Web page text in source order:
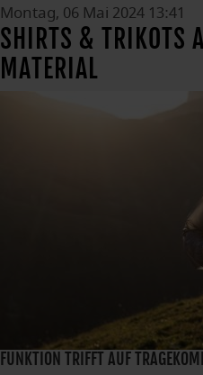
Montag, 06 Mai 2024 13:41
SHIRTS & TRIKOTS
MATERIAL
FUNKTION TRIFFT AUF